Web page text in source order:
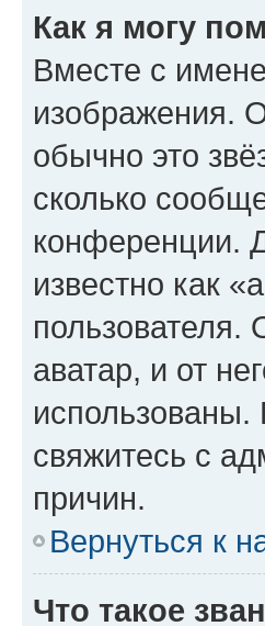
Как я могу
Вместе с
изображения.
обычно это
сколько
конференции.
известно как
пользователя.
аватар, и от
использованы.
свяжитесь с
причин.
Вернуться к
Что такое